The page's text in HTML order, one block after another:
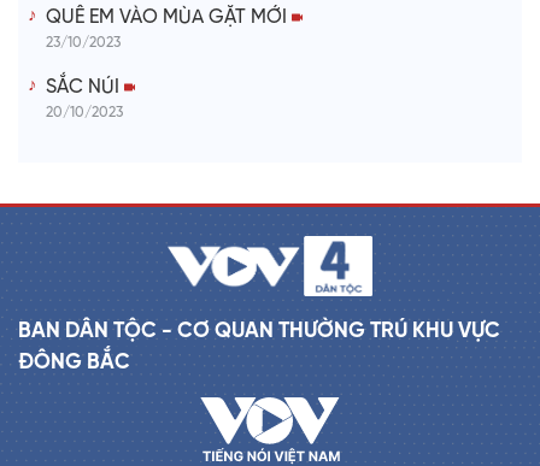
QUÊ EM VÀO MÙA GẶT MỚI
23/10/2023
SẮC NÚI
20/10/2023
BAN DÂN TỘC - CƠ QUAN THƯỜNG TRÚ KHU VỰC
ĐÔNG BẮC